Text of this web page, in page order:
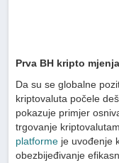
Prva BH kripto
Da su se globalne
kriptovaluta počele
pokazuje primjer
trgovanje
platforme je uvođenje
obezbijeđivanje